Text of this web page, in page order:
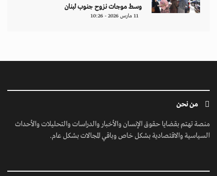
وسط موجات نزوح جنوب لبنان
11 مارس 2026 - 10:26
من نحن
منصة تهتم بقضايا حقوق الإنسان والأخبار والدراسات والتحليلات والأحداث
السياسية والاقتصادية بشكل خاص وباقي المجالات بشكل عام.